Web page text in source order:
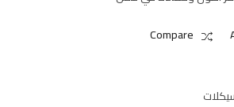
Compare